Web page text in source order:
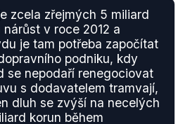
zcela zřejmých 5 miliard
nárůst v roce 2012 a
je tam potřeba započítat
podniku, kdy
se nepodaří renegociovat
s dodavatelem tramvají,
dluh se zvýší na necelých
korun během